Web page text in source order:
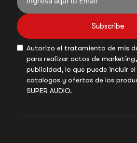
Subscribe
Autorizo el tratamiento de mis
para realizar actos de
publicidad, lo que puede incluir el
catalogos y ofertas de los
SUPER AUDIO.